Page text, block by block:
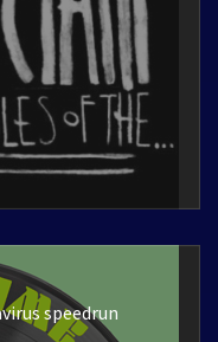
speedrun